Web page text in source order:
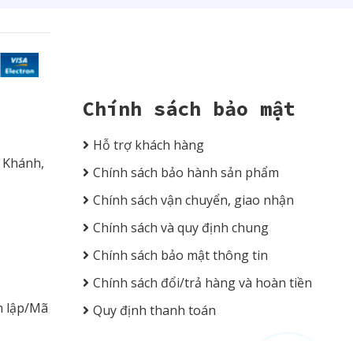
lập/Mã
Chính sách bảo mật
Hỗ trợ khách hàng
Chính sách bảo hành sản phẩm
Chính sách vận chuyển, giao nhận
Chính sách và quy định chung
Chính sách bảo mật thông tin
Chính sách đổi/trả hàng và hoàn tiền
Quy định thanh toán